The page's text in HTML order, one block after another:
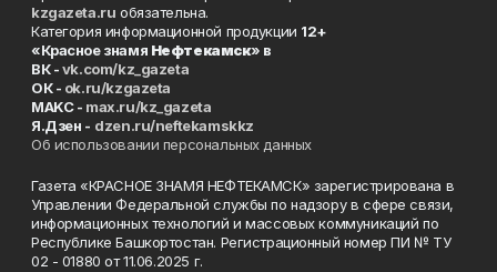
kzgazeta.ru обязательна.
Категория информационной продукции 12+
«Красное знамя Нефтекамск» в
ВК -vk.com/kz_gazeta
ОК - ok.ru/kzgazeta
MAKC - max.ru/kz_gazeta
Я.Дзен - dzen.ru/neftekamskkz
Об использовании персональных данных
Газета «КРАСНОЕ ЗНАМЯ НЕФТЕКАМСК» зарегистрирована в
Управлении Федеральной службы по надзору в сфере связи,
информационных технологий и массовых коммуникаций по
Республике Башкортостан. Регистрационный номер ПИ № ТУ
02 - 01880 от 11.06.2025 г.